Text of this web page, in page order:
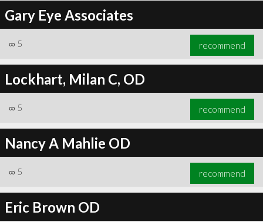
Gary Eye Associates
∞ 5 recommend
Lockhart, Milan C, OD
∞ 5 recommend
Nancy A Mahlie OD
∞ 5 recommend
Eric Brown OD